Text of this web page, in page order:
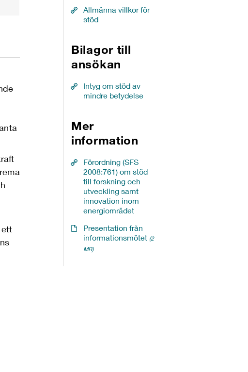
ett
Allmänna villkor för
stöd
Bilagor till
ansökan
Intyg om stöd av
mindre betydelse
Mer
information
Förordning (SFS
2008:761) om stöd
till forskning och
utveckling samt
innovation inom
energiområdet
Presentation från
informationsmötet (2
MB)